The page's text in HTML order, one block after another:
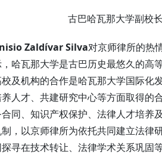
古巴哈瓦那大学副校长
Zaldívar Silva对京师律所的热
哈瓦那大学是古巴历史最悠久的高
及机构的合作是哈瓦那大学国际化
人才、共建研究中心等方面取得的
同、知识产权保护、法律人才培养
，以京师律所为依托共同建立法律
寻在技术转让、法律学术关系巩固